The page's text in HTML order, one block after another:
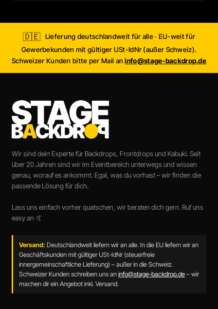
🇩🇪 Lieferung deutschlandweit für alle · EU-weit für
Gewerbekunden mit gültiger USt-IdNr (außer Schweiz).
Schweizer Kunden bitte per Mail aninfo@stage-backdrop.de
Wir sind dein Experte für Backdrops, Frontdrops und Kabuki. Seit
über 20 Jahren sind wir im Eventbereich unterwegs und wissen
genau, worauf es ankommt. Egal, was du vorhast – wir finden die
passende Lösung für dich.
Lass uns einfach vorher quatschen, wir beraten dich gern. Ruf uns
easy an 🤙
Versand: Deutschlandweit liefern wir an alle. In die EU liefern wir an
Geschäftskunden mit gültiger USt-IdNr (steuerfreie
innergemeinschaftliche Lieferung) – außer in die Schweiz.
Schweizer Kunden schreiben uns aninfo@stage-backdrop.de– wir
machen dir ein Angebot inkl. Versand.